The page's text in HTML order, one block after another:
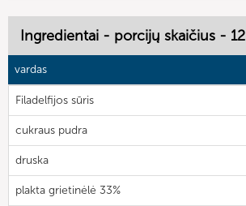
Ingredientai - porcijų skaičius - 12
vardas
Filadelfijos sūris
cukraus pudra
druska
plakta grietinėlė 33%